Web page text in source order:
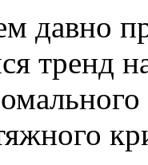
давно
тренд